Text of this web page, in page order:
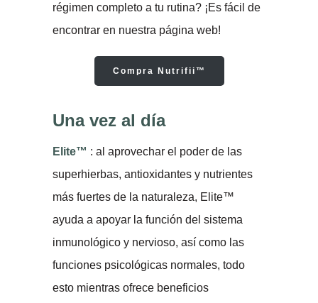
régimen completo a tu rutina? ¡Es fácil de
encontrar en nuestra página web!
Compra Nutrifii™
Una vez al día
Elite™ : al aprovechar el poder de las
superhierbas, antioxidantes y nutrientes
más fuertes de la naturaleza, Elite™
ayuda a apoyar la función del sistema
inmunológico y nervioso, así como las
funciones psicológicas normales, todo
esto mientras ofrece beneficios